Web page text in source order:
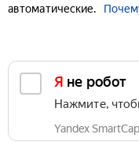
автоматические.
Я не робот
Нажмите,
Yandex